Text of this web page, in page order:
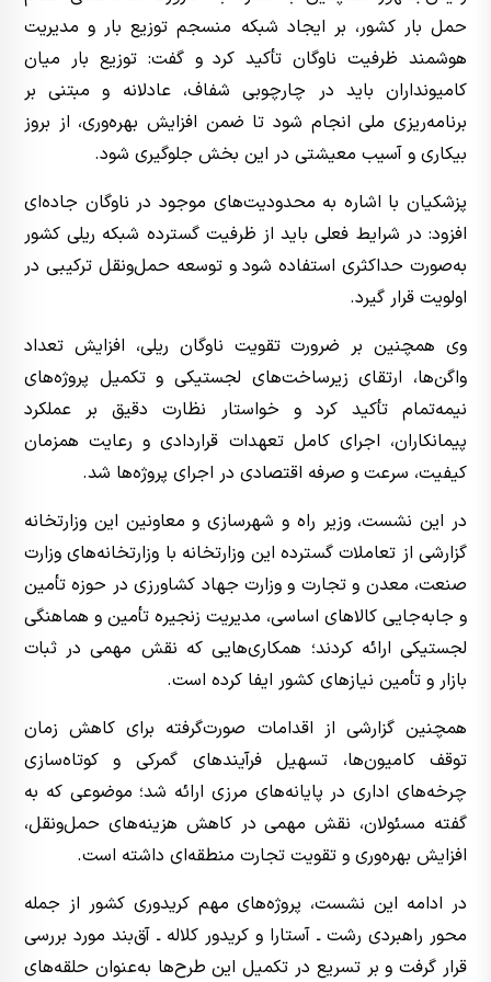
حمل بار کشور، بر ایجاد شبکه منسجم توزیع بار و مدیریت
هوشمند ظرفیت ناوگان تأکید کرد و گفت: توزیع بار میان
کامیونداران باید در چارچوبی شفاف، عادلانه و مبتنی بر
برنامه‌ریزی ملی انجام شود تا ضمن افزایش بهره‌وری، از بروز
بیکاری و آسیب معیشتی در این بخش جلوگیری شود.
پزشکیان با اشاره به محدودیت‌های موجود در ناوگان جاده‌ای
افزود: در شرایط فعلی باید از ظرفیت گسترده شبکه ریلی کشور
به‌صورت حداکثری استفاده شود و توسعه حمل‌ونقل ترکیبی در
اولویت قرار گیرد.
وی همچنین بر ضرورت تقویت ناوگان ریلی، افزایش تعداد
واگن‌ها، ارتقای زیرساخت‌های لجستیکی و تکمیل پروژه‌های
نیمه‌تمام تأکید کرد و خواستار نظارت دقیق بر عملکرد
پیمانکاران، اجرای کامل تعهدات قراردادی و رعایت همزمان
کیفیت، سرعت و صرفه اقتصادی در اجرای پروژه‌ها شد.
در این نشست، وزیر راه و شهرسازی و معاونین این وزارتخانه
گزارشی از تعاملات گسترده این وزارتخانه با وزارتخانه‌های وزارت
صنعت، معدن و تجارت و وزارت جهاد کشاورزی در حوزه تأمین
و جابه‌جایی کالاهای اساسی، مدیریت زنجیره تأمین و هماهنگی
لجستیکی ارائه کردند؛ همکاری‌هایی که نقش مهمی در ثبات
بازار و تأمین نیازهای کشور ایفا کرده است.
همچنین گزارشی از اقدامات صورت‌گرفته برای کاهش زمان
توقف کامیون‌ها، تسهیل فرآیندهای گمرکی و کوتاه‌سازی
چرخه‌های اداری در پایانه‌های مرزی ارائه شد؛ موضوعی که به
گفته مسئولان، نقش مهمی در کاهش هزینه‌های حمل‌ونقل،
افزایش بهره‌وری و تقویت تجارت منطقه‌ای داشته است.
در ادامه این نشست، پروژه‌های مهم کریدوری کشور از جمله
محور راهبردی رشت ـ آستارا و کریدور کلاله ـ آق‌بند مورد بررسی
قرار گرفت و بر تسریع در تکمیل این طرح‌ها به‌عنوان حلقه‌های